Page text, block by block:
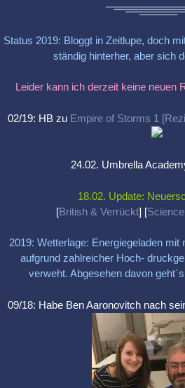
Status 2019: Bloggt in Zeitlupe, doch
ständig hinterher, aber sich
Leider kann ich derzeit keine neuen
02/19: HB zu Empire of Storms 1
24.02. Umbrella
18.02. Update:
[British & Verrückt] [
2019: Wetterlage: Energiegeladen
aufgrund zahlreicher Hoch-
verweht. Abgesehen davon
09/18: Habe Ben Aaronovitch nach